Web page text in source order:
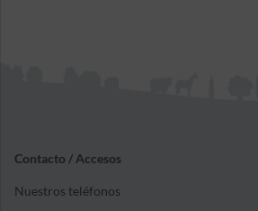
Contacto / Accesos
Nuestros teléfonos